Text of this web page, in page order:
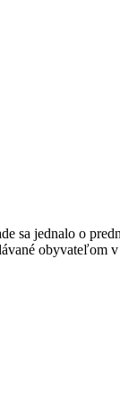
sa jednalo o
obyvateľom